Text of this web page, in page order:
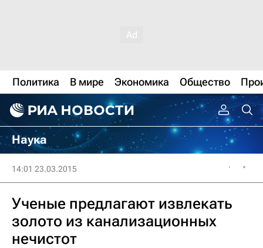
Политика В мире Экономика Общество
Наука
14:01 23.03.2015
Ученые предлагают извлекать
золото из канализационных
нечистот